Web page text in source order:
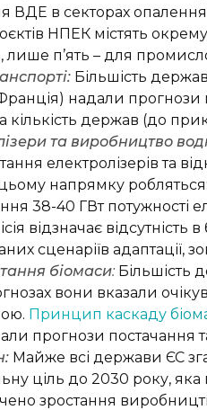
ВДЕ в секторах
НПЕК містять
лише п’ять – для
Більшість
надали прогнози
кількість держав (до
та виробництво
електролізерів та
напрямку робляться:
38-40 ГВт
відзначає
сценаріїв адаптації,
біомаси: Більшість
вони вказали
Принцип каскаду
прогнози постачання
Майже всі держави ЄС
ціль до 2030 року,
зростання